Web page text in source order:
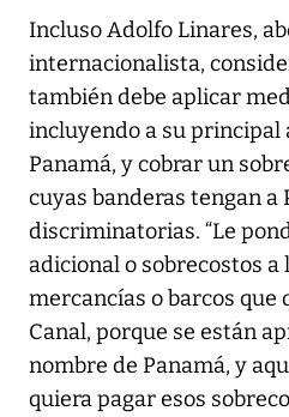
Incluso Adolfo Linares,
internacionalista,
también debe aplicar
incluyendo a su principal
Panamá, y cobrar un
cuyas banderas tengan a
discriminatorias. “Le
adicional o sobrecostos a
mercancías o barcos que
Canal, porque se están
nombre de Panamá, y
quiera pagar esos